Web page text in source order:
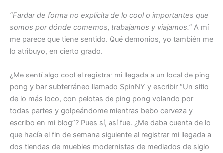
“Fardar de forma no explícita de lo cool o importantes que
somos por dónde comemos, trabajamos y viajamos.” A mí
me parece que tiene sentido. Qué demonios, yo también me
lo atribuyo, en cierto grado.
¿Me sentí algo cool el registrar mi llegada a un local de ping
pong y bar subterráneo llamado SpinNY y escribir “Un sitio
de lo más loco, con pelotas de ping pong volando por
todas partes y golpeándome mientras bebo cerveza y
escribo en mi blog”? Pues sí, así fue. ¿Me daba cuenta de lo
que hacía el fin de semana siguiente al registrar mi llegada a
dos tiendas de muebles modernistas de mediados de siglo